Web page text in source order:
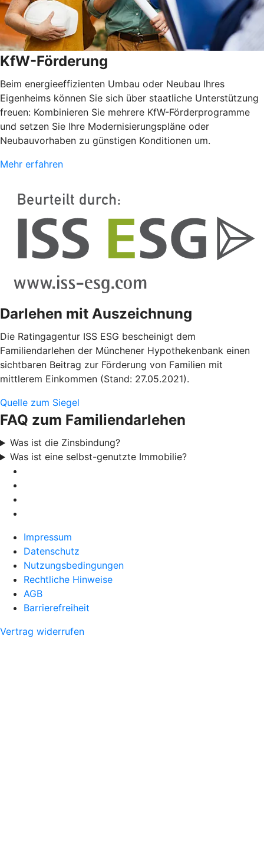
KfW-Förderung
Beim energieeffizienten Umbau oder Neubau Ihres
Eigenheims können Sie sich über staatliche Unterstützung
freuen: Kombinieren Sie mehrere KfW-Förderprogramme
und setzen Sie Ihre Modernisierungspläne oder
Neubauvorhaben zu günstigen Konditionen um.
Mehr erfahren
Darlehen mit Auszeichnung
Die Ratingagentur ISS ESG bescheinigt dem
Familiendarlehen der Münchener Hypothekenbank einen
sichtbaren Beitrag zur Förderung von Familien mit
mittlerem Einkommen (Stand: 27.05.2021).
Quelle zum Siegel
FAQ zum Familiendarlehen
Was ist die Zinsbindung?
Was ist eine selbst-genutzte Immobilie?
Impressum
Datenschutz
Nutzungsbedingungen
Rechtliche Hinweise
AGB
Barrierefreiheit
Vertrag widerrufen